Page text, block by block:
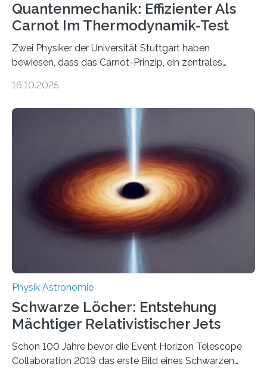
Quantenmechanik: Effizienter Als
Carnot Im Thermodynamik-Test
Zwei Physiker der Universität Stuttgart haben
bewiesen, dass das Carnot-Prinzip, ein zentrales
Größenordnung von Atomen gilt, deren physikalische
Quantenmotoren voranbringen. Das
Wissenschaftsjournal Science Advances veröffentlichte
die Herleitung. (DOI: 10.1126/sciadv.adw8462)
Verbrennungsmotoren oder Dampfturbinen sind
Wärmekraftmaschinen: Sie wandeln thermische
Energie in mechanische Bewegung um – oder anders
ausgedrückt, Wärme in Bewegung. In
quantenmechanischen Experimenten ist es in den…
16.10.2025
Physik Astronomie
Schwarze Löcher: Entstehung
Mächtiger Relativistischer Jets
Schon 100 Jahre bevor die Event Horizon Telescope
Collaboration 2019 das erste Bild eines Schwarzen